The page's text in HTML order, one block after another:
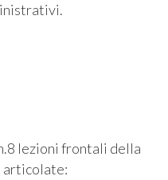
lezioni frontali della
articolate: